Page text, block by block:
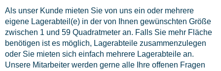
Infos für Interessenten
Infos für Mieter
Allgemeine Infos
Das sagen Kunden
Als unser Kunde mieten Sie von uns ein oder mehrere
eigene Lagerabteil(e) in der von Ihnen gewünschten Größe
zwischen 1 und 59 Quadratmeter an. Falls Sie mehr Fläche
benötigen ist es möglich, Lagerabteile zusammenzulegen
oder Sie mieten sich einfach mehrere Lagerabteile an.
Unsere Mitarbeiter werden gerne alle Ihre offenen Fragen